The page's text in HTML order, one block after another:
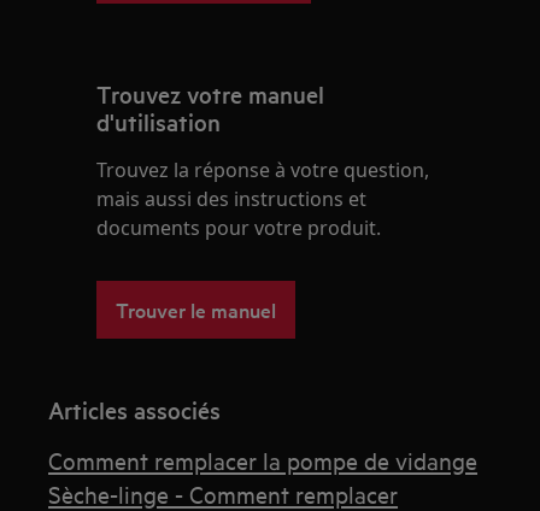
Trouvez votre manuel
d'utilisation
Trouvez la réponse à votre question,
mais aussi des instructions et
documents pour votre produit.
Trouver le manuel
Articles associés
Comment remplacer la pompe de vidange
Sèche-linge - Comment remplacer